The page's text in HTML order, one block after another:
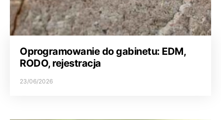
Oprogramowanie do gabinetu: EDM,
RODO, rejestracja
23/06/2026